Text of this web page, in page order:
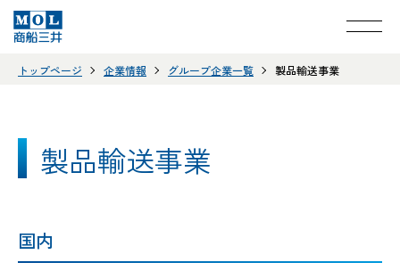
トップページ 企業情報 グループ企業一覧 製品輸送事業
製品輸送事業
国内